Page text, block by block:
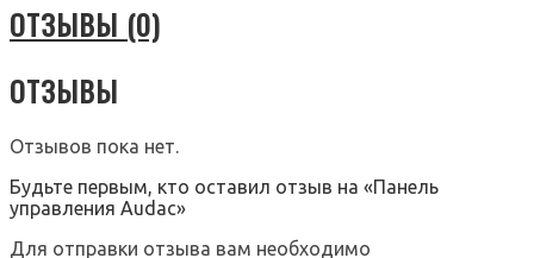
ОТЗЫВЫ (0)
ОТЗЫВЫ
Отзывов пока нет.
Будьте первым, кто оставил отзыв на «Панель
управления Audac»
Для отправки отзыва вам необходимо